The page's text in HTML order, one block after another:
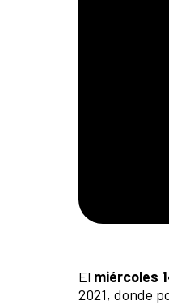
El miércoles
2021, donde